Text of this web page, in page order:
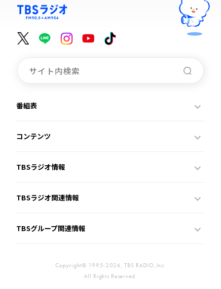
番組表
コンテンツ
TBSラジオ情報
TBSラジオ関連情報
TBSグループ関連情報
Copyright© 1995-2026, TBS RADIO,Inc.
All Rights Reserved.